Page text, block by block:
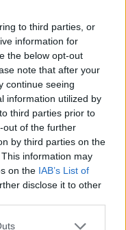
to third parties, or
information for
the below opt-out
note that after your
continue seeing
information utilized by
third parties prior to
out of the further
by third parties on the
information may
on the IAB’s List of
disclose it to other